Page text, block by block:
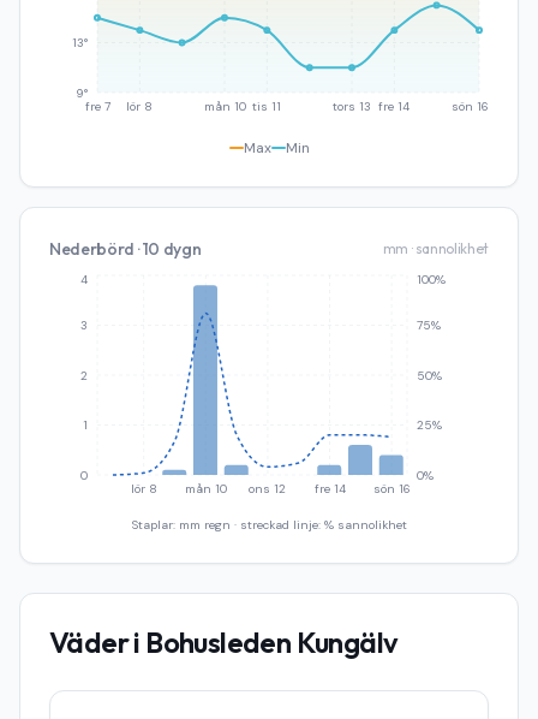
fre 7 lör 8 mån 10 tis 11 tors 13 fre 14 sön 16
9°
13°
Max Min
Nederbörd · 10 dygn mm · sannolikhet
lör 8 mån 10 ons 12 fre 14 sön 16
0
1
2
3
4
0%
25%
50%
75%
100%
Staplar: mm regn · streckad linje: % sannolikhet
Väder i Bohusleden Kungälv